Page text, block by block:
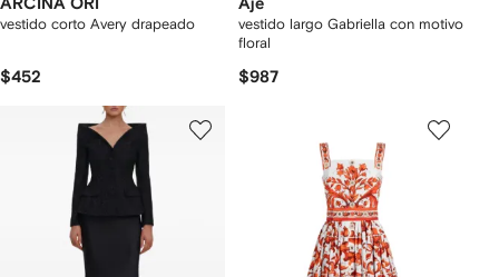
ARCINA ORI
vestido corto Avery drapeado
$452
Aje
vestido largo Gabriella con motivo
floral
$987